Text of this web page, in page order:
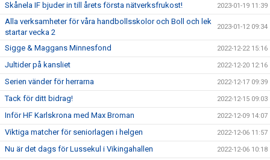
Skånela IF bjuder in till årets första nätverksfrukost! 2023-01-19 11:39
Alla verksamheter för våra handbollsskolor och Boll och lek
startar vecka 2
2023-01-12 09:34
Sigge & Maggans Minnesfond 2022-12-22 15:16
Jultider på kansliet 2022-12-20 12:16
Serien vänder för herrarna 2022-12-17 09:39
Tack för ditt bidrag! 2022-12-15 09:03
Inför HF Karlskrona med Max Broman 2022-12-09 14:07
Viktiga matcher för seniorlagen i helgen 2022-12-06 11:57
Nu är det dags för Lussekul i Vikingahallen 2022-12-06 10:18